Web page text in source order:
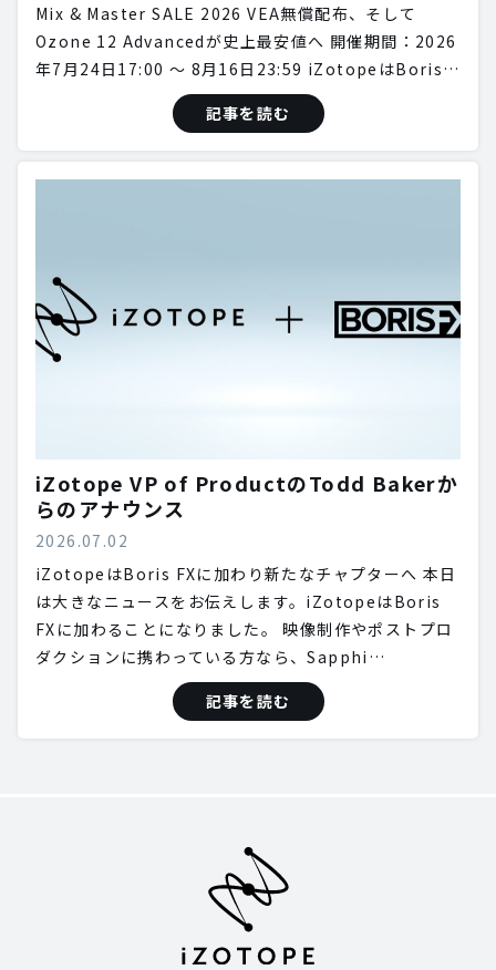
Mix & Master SALE 2026 VEA無償配布、そして
Ozone 12 Advancedが史上最安値へ 開催期間：2026
年7月24日17:00 〜 8月16日23:59 iZotopeはBoris…
記事を読む
iZotope VP of ProductのTodd Bakerか
らのアナウンス
2026.07.02
iZotopeはBoris FXに加わり新たなチャプターへ 本日
は大きなニュースをお伝えします。iZotopeはBoris
FXに加わることになりました。 映像制作やポストプロ
ダクションに携わっている方なら、Sapphi…
記事を読む